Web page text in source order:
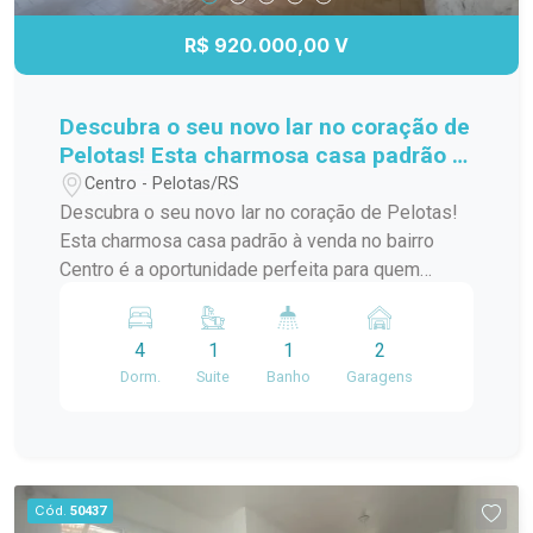
R$ 920.000,00 V
Descubra o seu novo lar no coração de
Pelotas! Esta charmosa casa padrão à
venda no bairro Centro é a
oportunidade perfeita para quem
busca conforto e praticidade. Com
uma localização privilegiada, você
comodidades,
Centro - Pelotas/RS
Descubra o seu novo lar no coração de Pelotas!
Esta charmosa casa padrão à venda no bairro
Centro é a oportunidade perfeita para quem
localização privilegiada, você estará a poucos
passos de diversas comodidades, como
supermercados, restaurantes, lojas e escolas. A
iluminados, proporcionando um ambiente
acolhedor. A sala de estar é ideal para receber
4
Dorm.
1
Suite
1
Banho
2
Garagens
Cód. 50437